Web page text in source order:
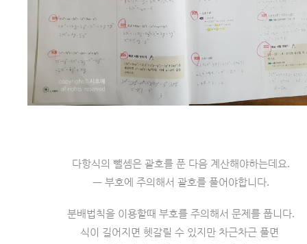
다항식의 뺄셈은 괄호를 푼 다음 계산해야하는데요.
ㅡ 부호에 주의해서 괄호를 풀어야합니다.
분배법칙을 이용할때 부호를 주의해서 문제를 풉니다.
식이 길어지면 헷갈릴 수 있지만 차근차근 풀면